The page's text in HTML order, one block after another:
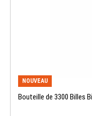
NOUVEAU
Bouteille de 3300 Billes